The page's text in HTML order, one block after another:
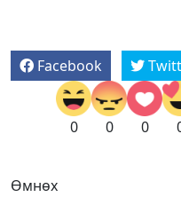
Facebook
0 0 0
Өмнөх